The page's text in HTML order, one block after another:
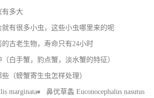
有多大
有很多小虫，这些小虫哪里来的呢
古老生物，寿命只有24小时
白手蟹，豹点蟹，淡水蟹的特征）
（螃蟹寄生虫怎样处理）
marginata 鼻优草螽 Euconocephalus nasutus